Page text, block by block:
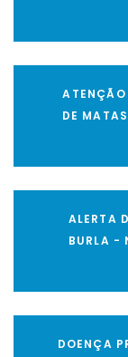
DE
ALERTA
BURLA -
DOENÇA